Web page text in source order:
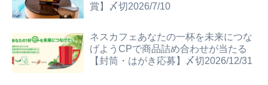
賞】〆切2026/7/10
ネスカフェあなたの一杯を未来につな
げようCPで商品詰め合わせが当たる
【封筒・はがき応募】〆切2026/12/31